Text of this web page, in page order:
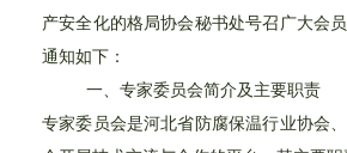
产安全化的格局协会秘书处号召广大会
通知如下：
一、专家委员会简介及主要职责
专家委员会是河北省防腐保温行业协会